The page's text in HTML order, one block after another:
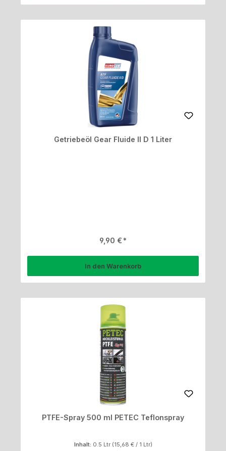
Getriebeöl Gear Fluide II D 1 Liter
Regulärer Preis:
9,90 €
In den Warenkorb
PTFE-Spray 500 ml PETEC Teflonspray
Inhalt: 0.5 Ltr (15,68 € / 1 Ltr)